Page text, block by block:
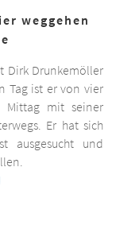
weggehen
Dirk Drunkemöller
Tag ist er von vier
Mittag mit seiner
Er hat sich
ausgesucht und